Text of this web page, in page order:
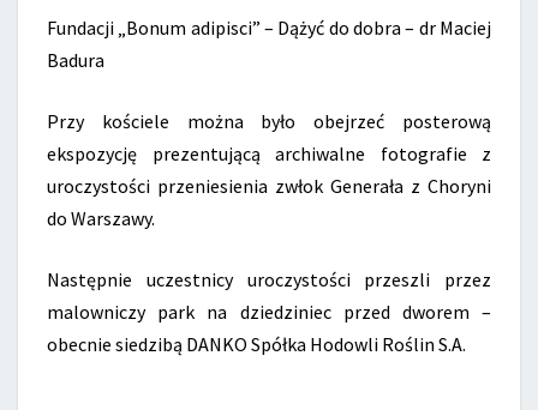
Fundacji „Bonum adipisci” – Dążyć do dobra – dr Maciej
Badura
Przy kościele można było obejrzeć posterową
ekspozycję prezentującą archiwalne fotografie z
uroczystości przeniesienia zwłok Generała z Choryni
do Warszawy.
Następnie uczestnicy uroczystości przeszli przez
malowniczy park na dziedziniec przed dworem –
obecnie siedzibą DANKO Spółka Hodowli Roślin S.A.